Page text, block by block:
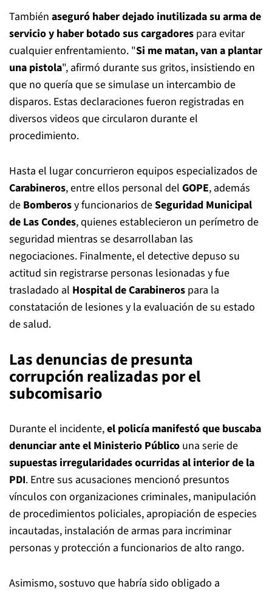
También aseguró haber dejado inutilizada su arma de
servicio y haber botado sus cargadores para evitar
cualquier enfrentamiento. "Si me matan, van a plantar
una pistola", afirmó durante sus gritos, insistiendo en
que no quería que se simulase un intercambio de
disparos. Estas declaraciones fueron registradas en
diversos videos que circularon durante el
procedimiento.
Hasta el lugar concurrieron equipos especializados de
Carabineros, entre ellos personal del GOPE, además
de Bomberosy funcionarios deSeguridad Municipal
de Las Condes, quienes establecieron un perímetro de
seguridad mientras se desarrollaban las
negociaciones. Finalmente, el detective depuso su
actitud sin registrarse personas lesionadas y fue
trasladado al Hospital de Carabineros para la
constatación de lesiones y la evaluación de su estado
de salud.
Las denuncias de presunta
corrupción realizadas por el
subcomisario
Durante el incidente,el policía manifestó que buscaba
denunciar ante el Ministerio Público una serie de
supuestas irregularidades ocurridas al interior de la
PDI. Entre sus acusaciones mencionó presuntos
vínculos con organizaciones criminales, manipulación
de procedimientos policiales, apropiación de especies
incautadas, instalación de armas para incriminar
personas y protección a funcionarios de alto rango.
Asimismo, sostuvo que habría sido obligado a